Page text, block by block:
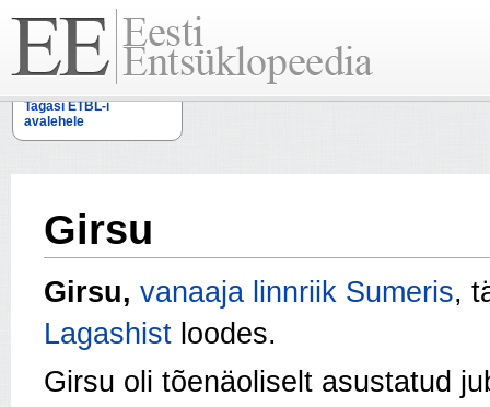
Tagasi ETBL-i
avalehele
Girsu
Girsu, vanaaja linnriik Sumeris,
Lagashist loodes.
Girsu oli tõenäoliselt asustatud